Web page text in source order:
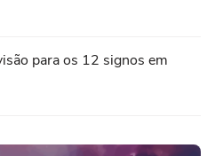
para os 12 signos em